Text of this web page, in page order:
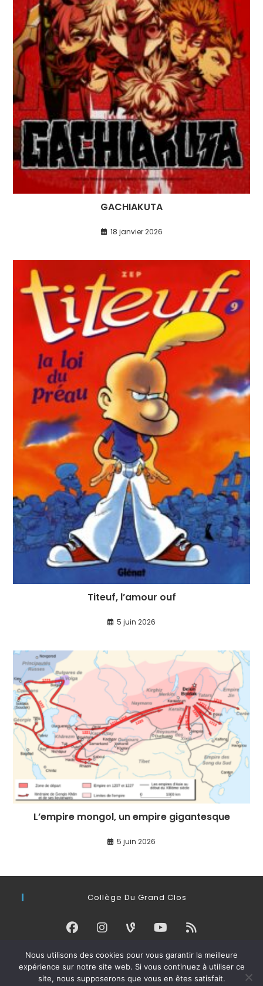
GACHIAKUTA
18 janvier 2026
Titeuf, l’amour ouf
5 juin 2026
L’empire mongol, un empire gigantesque
5 juin 2026
Collège Du Grand Clos
Connexion
Nous utilisons des cookies pour vous garantir la meilleure
expérience sur notre site web. Si vous continuez à utiliser ce
site, nous supposerons que vous en êtes satisfait.